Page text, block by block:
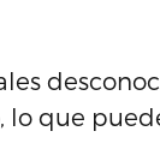
lo que